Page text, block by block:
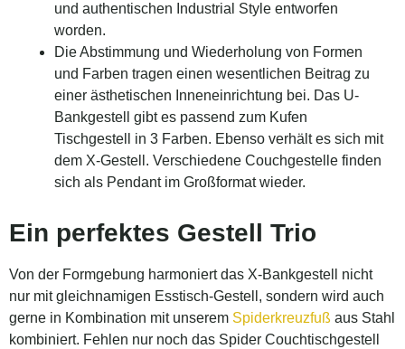
und authentischen Industrial Style entworfen
worden.
Die Abstimmung und Wiederholung von Formen
und Farben tragen einen wesentlichen Beitrag zu
einer ästhetischen Inneneinrichtung bei. Das U-
Bankgestell gibt es passend zum Kufen
Tischgestell in 3 Farben. Ebenso verhält es sich mit
dem X-Gestell. Verschiedene Couchgestelle finden
sich als Pendant im Großformat wieder.
Ein perfektes Gestell Trio
Von der Formgebung harmoniert das X-Bankgestell nicht
nur mit gleichnamigen Esstisch-Gestell, sondern wird auch
gerne in Kombination mit unserem Spiderkreuzfuß aus Stahl
kombiniert. Fehlen nur noch das Spider Couchtischgestell